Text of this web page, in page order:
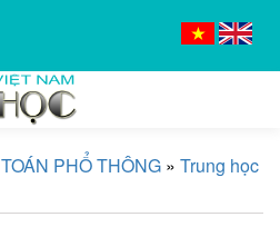
TOÁN PHỔ THÔNG » Trung học